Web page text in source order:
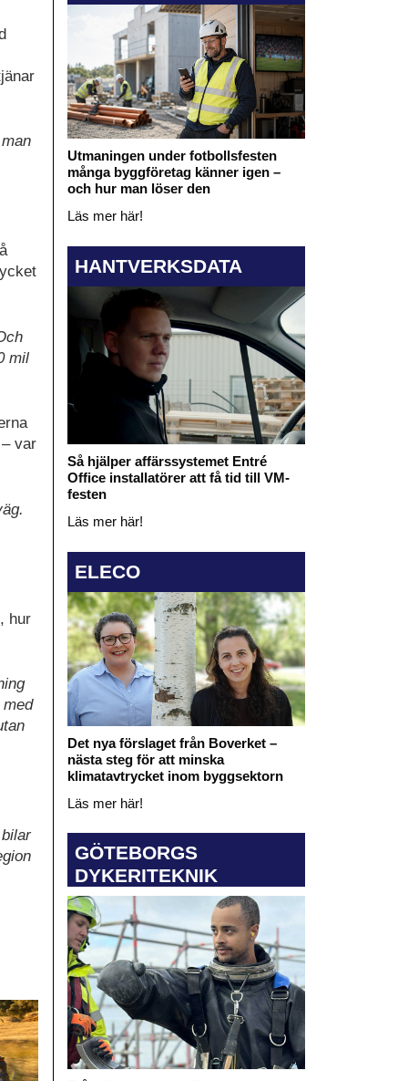
mil
var
hur
Utmaningen under fotbollsfesten
många byggföretag känner igen –
och hur man löser den
Läs mer här!
HANTVERKSDATA
Så hjälper affärssystemet Entré
Office installatörer att få tid till VM-
festen
Läs mer här!
ELECO
Det nya förslaget från Boverket –
nästa steg för att minska
klimatavtrycket inom byggsektorn
Läs mer här!
GÖTEBORGS
DYKERITEKNIK